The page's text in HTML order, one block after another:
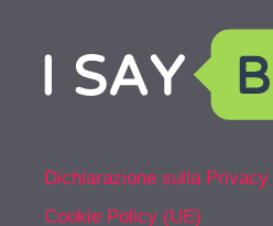
Dichiarazione sulla Privacy
Cookie Policy (UE)